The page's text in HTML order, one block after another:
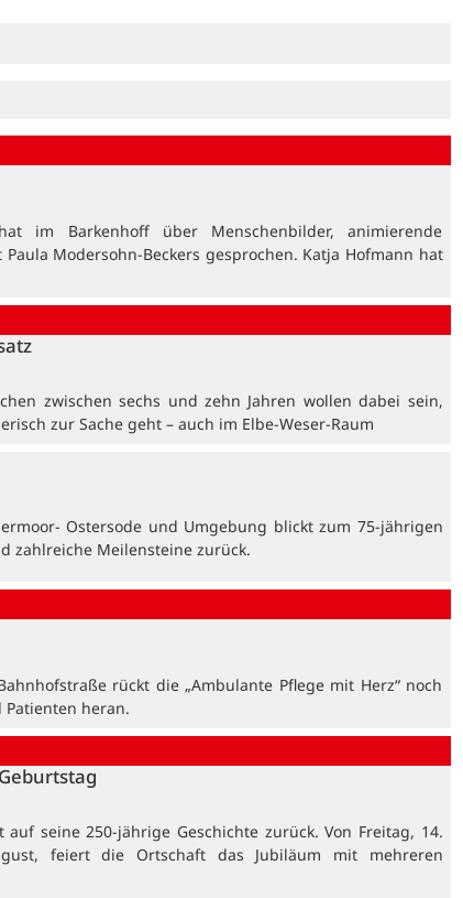
im Barkenhoff über Menschenbilder, animierende
Modersohn-Beckers gesprochen. Katja Hofmann hat
zwischen sechs und zehn Jahren wollen dabei sein,
zur Sache geht – auch im Elbe-Weser-Raum
Ostersode und Umgebung blickt zum 75-jährigen
zahlreiche Meilensteine zurück.
rückt die „Ambulante Pflege mit Herz“ noch
heran.
seine 250-jährige Geschichte zurück. Von Freitag, 14.
feiert die Ortschaft das Jubiläum mit mehreren